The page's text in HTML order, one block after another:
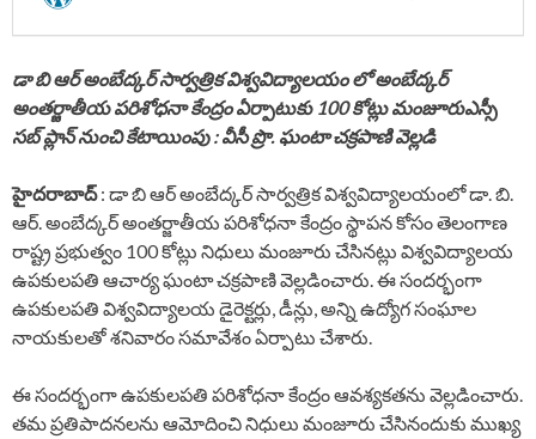
డా బి ఆర్ అంబేద్కర్ సార్వత్రిక విశ్వవిద్యాలయం లో అంబేద్కర్
అంతర్జాతీయ పరిశోధనా కేంద్రం ఏర్పాటుకు 100 కోట్లు మంజూరుఎస్సీ
సబ్ ప్లాన్ నుంచి కేటాయింపు : వీసీ ప్రొ. ఘంటా చక్రపాణి వెల్లడి
హైదరాబాద్: డా బి ఆర్ అంబేద్కర్ సార్వత్రిక విశ్వవిద్యాలయంలో డా. బి.
ఆర్. అంబేద్కర్ అంతర్జాతీయ పరిశోధనా కేంద్రం స్థాపన కోసం తెలంగాణ
రాష్ట్ర ప్రభుత్వం 100 కోట్లు నిధులు మంజూరు చేసినట్లు విశ్వవిద్యాలయ
ఉపకులపతి ఆచార్య ఘంటా చక్రపాణి వెల్లడించారు. ఈ సందర్భంగా
ఉపకులపతి విశ్వవిద్యాలయ డైరెక్టర్లు, డీన్లు, అన్ని ఉద్యోగ సంఘాల
నాయకులతో శనివారం సమావేశం ఏర్పాటు చేశారు.
ఈ సందర్భంగా ఉపకులపతి పరిశోధనా కేంద్రం ఆవశ్యకతను వెల్లడించారు.
తమ ప్రతిపాదనలను ఆమోదించి నిధులు మంజూరు చేసినందుకు ముఖ్య